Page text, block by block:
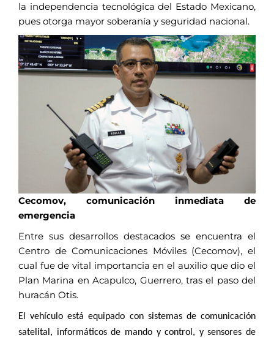
la independencia tecnológica del Estado Mexicano,
pues otorga mayor soberanía y seguridad nacional.
Cecomov, comunicación inmediata de
emergencia
Entre sus desarrollos destacados se encuentra el
Centro de Comunicaciones Móviles (Cecomov), el
cual fue de vital importancia en el auxilio que dio el
Plan Marina en Acapulco, Guerrero, tras el paso del
huracán Otis.
El vehículo está equipado con sistemas de comunicación
satelital, informáticos de mando y control, y sensores de